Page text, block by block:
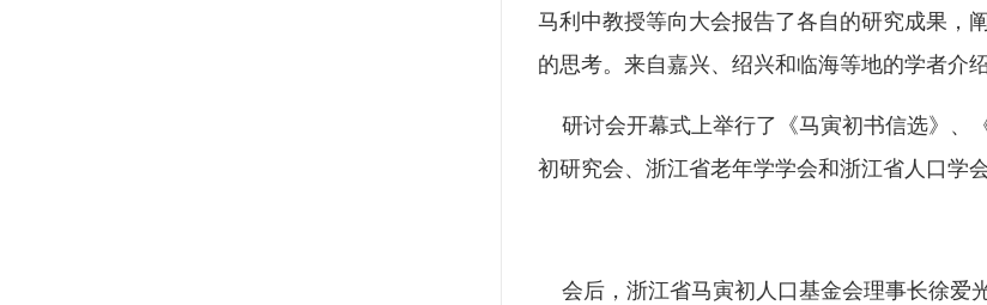
马利中教授等向大会报告了各自的研究成果，
的思考。来自嘉兴、绍兴和临海等地的学者介
研讨会开幕式上举行了《马寅初书信选》、
初研究会、浙江省老年学学会和浙江省人口学
会后，浙江省马寅初人口基金会理事长徐爱